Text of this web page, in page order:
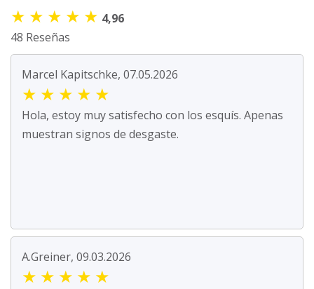
★ ★ ★ ★ ★ 4,96
48 Reseñas
Marcel Kapitschke, 07.05.2026
★ ★ ★ ★ ★
Hola, estoy muy satisfecho con los esquís. Apenas
muestran signos de desgaste.
A.Greiner, 09.03.2026
★ ★ ★ ★ ★